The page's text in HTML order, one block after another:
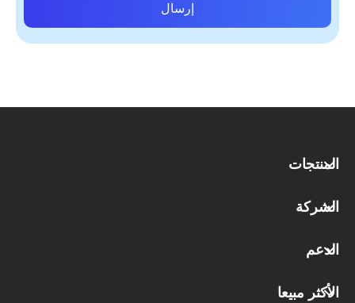
إرسال
المنتجات
الشركة
الدعم
الأكثر مبيعا